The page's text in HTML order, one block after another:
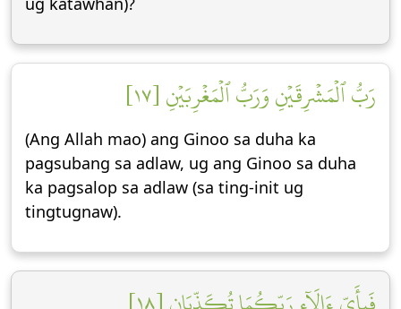
رَبُّ ٱلۡمَشۡرِقَيۡنِ وَرَبُّ ٱلۡمَغۡرِبَيۡنِ [١٧]
(Ang Allah mao) ang Ginoo sa duha ka
pagsubang sa adlaw, ug ang Ginoo sa duha
ka pagsalop sa adlaw (sa ting-init ug
tingtugnaw).